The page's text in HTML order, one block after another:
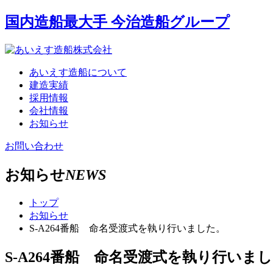
国内造船最大手 今治造船グループ
あいえす造船について
建造実績
採用情報
会社情報
お知らせ
お問い合わせ
お知らせNEWS
トップ
お知らせ
S-A264番船 命名受渡式を執り行いました。
S-A264番船 命名受渡式を執り行いま